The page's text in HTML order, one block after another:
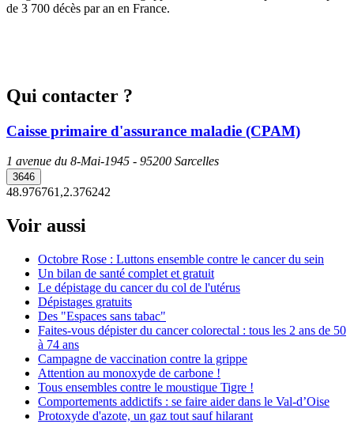
de 3 700 décès par an en France.
Qui contacter ?
Caisse primaire d'assurance maladie (CPAM)
1 avenue du 8-Mai-1945 - 95200 Sarcelles
3646
48.976761,2.376242
Voir aussi
Octobre Rose : Luttons ensemble contre le cancer du sein
Un bilan de santé complet et gratuit
Le dépistage du cancer du col de l'utérus
Dépistages gratuits
Des "Espaces sans tabac"
Faites-vous dépister du cancer colorectal : tous les 2 ans de 50
à 74 ans
Campagne de vaccination contre la grippe
Attention au monoxyde de carbone !
Tous ensembles contre le moustique Tigre !
Comportements addictifs : se faire aider dans le Val-d’Oise
Protoxyde d'azote, un gaz tout sauf hilarant